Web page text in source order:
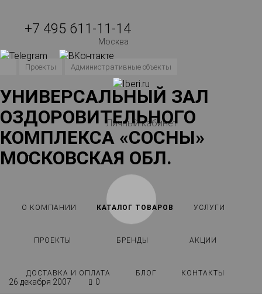
+7 495 611-11-14
Москва
Личный кабинет
0
О КОМПАНИИ КАТАЛОГ ТОВАРОВ УСЛУГИ
ПРОЕКТЫ БРЕНДЫ АКЦИИ
ДОСТАВКА И ОПЛАТА БЛОГ КОНТАКТЫ
Проекты Административные объекты
УНИВЕРСАЛЬНЫЙ ЗАЛ
ОЗДОРОВИТЕЛЬНОГО
КОМПЛЕКСА «СОСНЫ»
МОСКОВСКАЯ ОБЛ.
26 декабря 2007 0